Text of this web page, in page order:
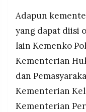
Adapun
yang dapat diisi
lain Kemenko
Kementerian
dan
Kementerian
Kementerian